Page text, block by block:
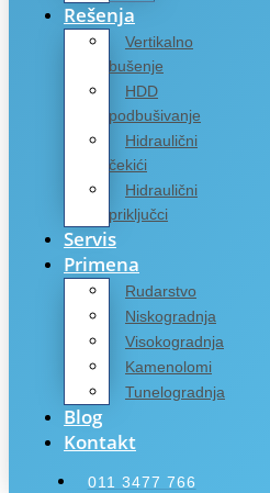
Rešenja
Vertikalno
bušenje
HDD
podbušivanje
Hidraulični
čekići
Hidraulični
priključci
Servis
Primena
Rudarstvo
Niskogradnja
Visokogradnja
Kamenolomi
Tunelogradnja
Blog
Kontakt
011 3477 766